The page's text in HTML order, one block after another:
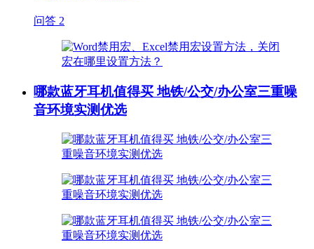
问答 2
哪款蓝牙耳机值得买 地铁/公交/办公室三重噪
音环境实测优选